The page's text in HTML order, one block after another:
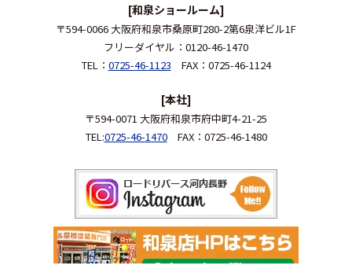
[和泉ショールーム]
〒594-0066 大阪府和泉市桑原町280-2第6泉洋ビル1F
フリーダイヤル：0120-46-1470
TEL： 0725-46-1123 FAX：0725-46-1124
[本社]
〒594-0071 大阪府和泉市府中町4-21-25
TEL:0725-46-1470FAX：0725-46-1480